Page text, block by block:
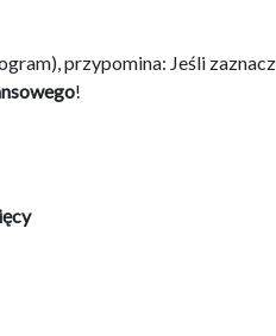
przypomina: Jeśli
!